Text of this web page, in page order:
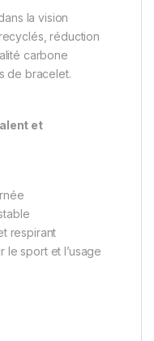
la vision
réduction
carbone
de bracelet.
et
respirant
le sport et l’usage